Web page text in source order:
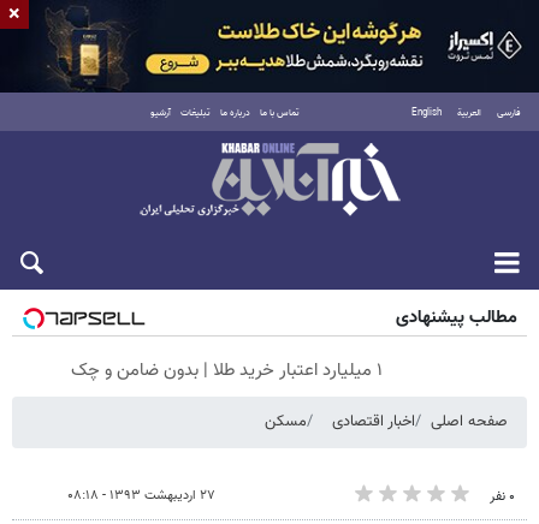
فارسی العربية English تماس با ما درباره ما تبلیغات آرشیو
شنبه ۱۷ مرداد ۱۴۰۵
مطالب پیشنهادی
۱ میلیارد اعتبار خرید طلا | بدون ضامن و چک
صفحه اصلی اخبار اقتصادی مسکن
۰ نفر ۲۷ اردیبهشت ۱۳۹۳ - ۰۸:۱۸
×